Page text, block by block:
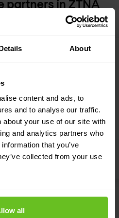
About
content and ads, to
and to analyse our traffic.
about your use of our site with
and analytics partners who
that you’ve
collected from your use
all
partners in ZTNA
Diamond Partner
Networks